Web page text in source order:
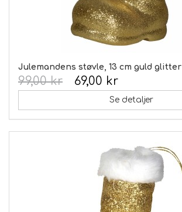
Julemandens støvle, 13 cm guld glitter
69,00 kr
99,00 kr
Se detaljer